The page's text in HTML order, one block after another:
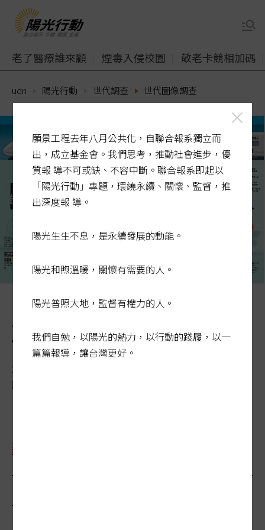
老了醫療誰來顧 煙毒入侵校園 敬老卡競相加碼
udn 陽光行動 世代調查 世代圖像調查
五大世代臉譜 你屬於哪一
個？
2014-08-28 00:00:00
聯合報 / 聯合報╱本報訊
點選大圖
願景工程去年八月公共化，自聯合報系獨立而
出，成立基金會。我們思考，推動社會進步，優
質報 導不可或缺、不容中斷。聯合報系即起以
「陽光行動」專題，環繞永續、關懷、監督，推
出深度報 導。
陽光生生不息，是永續發展的動能。
陽光和煦溫暖，關懷有需要的人。
陽光普照大地，監督有權力的人。
我們自勉，以陽光的熱力，以行動的踐履，以一
篇篇報導，讓台灣更好。